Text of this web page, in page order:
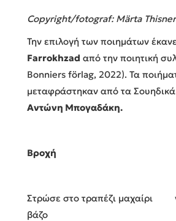
Copyright/fotograf: Märta Thisner
Την επιλογή των ποιημάτων
Farrokhzad από την ποιητική
Bonniers förlag, 2022). Τα
μεταφράστηκαν από τα
Αντώνη Μπογαδάκη.
Βροχή
Στρώσε στο τραπέζι
βάζο